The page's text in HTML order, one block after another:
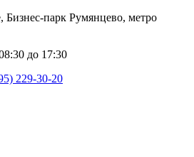
Бизнес-парк Румянцево, метро
до 17:30
229-30-20